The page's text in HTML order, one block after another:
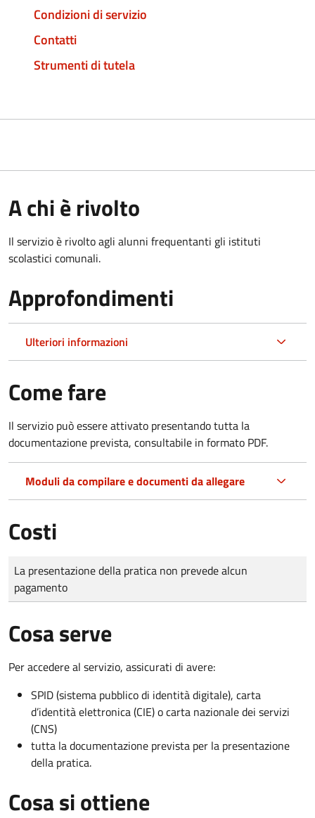
Condizioni di servizio
Contatti
Strumenti di tutela
A chi è rivolto
Il servizio è rivolto agli alunni frequentanti gli istituti
scolastici comunali.
Approfondimenti
Ulteriori informazioni
Come fare
Il servizio può essere attivato presentando tutta la
documentazione prevista, consultabile in formato PDF.
Moduli da compilare e documenti da allegare
Costi
Tipo di pagamento
Importo
La presentazione della pratica non prevede alcun
pagamento
Cosa serve
Per accedere al servizio, assicurati di avere:
SPID (sistema pubblico di identità digitale), carta
d’identità elettronica (CIE) o carta nazionale dei servizi
(CNS)
tutta la documentazione prevista per la presentazione
della pratica.
Cosa si ottiene